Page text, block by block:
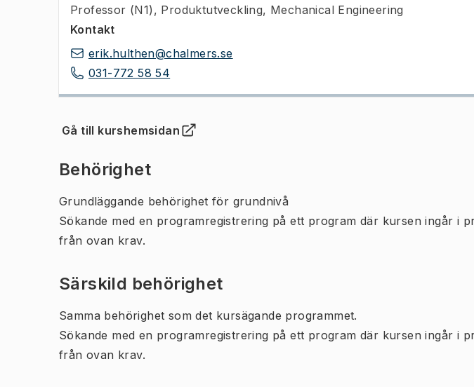
Professor (N1) , Produktutveckling, Mechanical Engineering
Kontakt
erik.hulthen@chalmers.se
031-772 58 54
Gå till kurshemsidan
(Öppnas i ny flik)
Behörighet
Grundläggande behörighet för grundnivå
Sökande med en programregistrering på ett program där kursen ingår i
från ovan krav.
Särskild behörighet
Samma behörighet som det kursägande programmet.
Sökande med en programregistrering på ett program där kursen ingår i
från ovan krav.